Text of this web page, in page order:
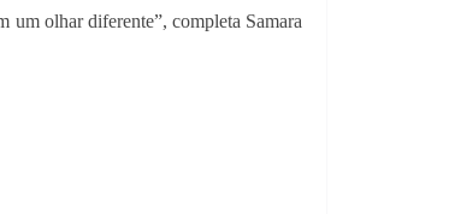
um olhar diferente”, completa Samara